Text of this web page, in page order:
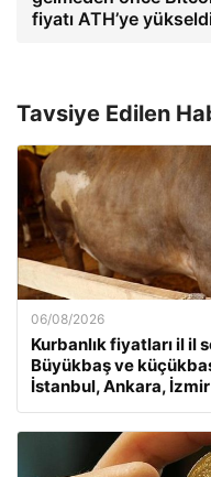
fiyatı ATH’ye
Tavsiye Edilen
06/08/2026
Kurbanlık fiyatları il il
Büyükbaş ve
İstanbul, Ankara,